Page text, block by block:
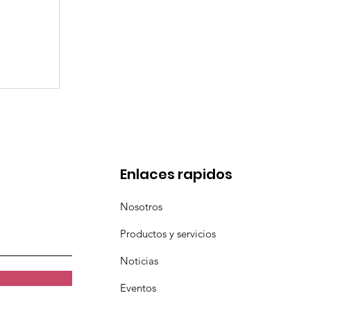
Enlaces rapidos
Nosotros
Productos y servicios
Noticias
Eventos